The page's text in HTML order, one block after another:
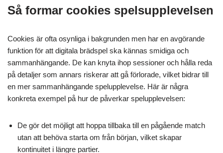
Så formar cookies spelsupplevelsen
Cookies är ofta osynliga i bakgrunden men har en avgörande
funktion för att digitala brädspel ska kännas smidiga och
sammanhängande. De kan knyta ihop sessioner och hålla reda
på detaljer som annars riskerar att gå förlorade, vilket bidrar till
en mer sammanhängande spelupplevelse. Här är några
konkreta exempel på hur de påverkar spelupplevelsen:
De gör det möjligt att hoppa tillbaka till en pågående match
utan att behöva starta om från början, vilket skapar
kontinuitet i längre partier.